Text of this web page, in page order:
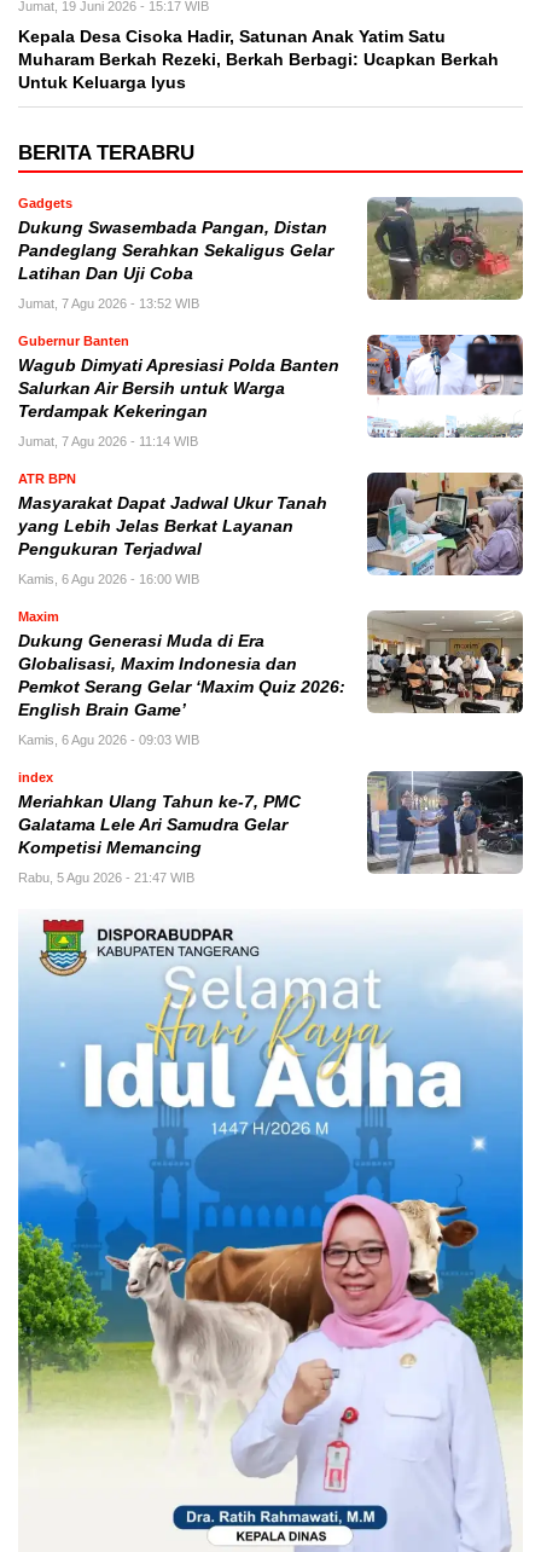
Jumat, 19 Juni 2026 - 15:17 WIB
Kepala Desa Cisoka Hadir, Satunan Anak Yatim Satu
Muharam Berkah Rezeki, Berkah Berbagi: Ucapkan Berkah
Untuk Keluarga Iyus
BERITA TERABRU
Gadgets
Dukung Swasembada Pangan, Distan
Pandeglang Serahkan Sekaligus Gelar
Latihan Dan Uji Coba
Jumat, 7 Agu 2026 - 13:52 WIB
Gubernur Banten
Wagub Dimyati Apresiasi Polda Banten
Salurkan Air Bersih untuk Warga
Terdampak Kekeringan
Jumat, 7 Agu 2026 - 11:14 WIB
ATR BPN
Masyarakat Dapat Jadwal Ukur Tanah
yang Lebih Jelas Berkat Layanan
Pengukuran Terjadwal
Kamis, 6 Agu 2026 - 16:00 WIB
Maxim
Dukung Generasi Muda di Era
Globalisasi, Maxim Indonesia dan
Pemkot Serang Gelar ‘Maxim Quiz 2026:
English Brain Game’
Kamis, 6 Agu 2026 - 09:03 WIB
index
Meriahkan Ulang Tahun ke-7, PMC
Galatama Lele Ari Samudra Gelar
Kompetisi Memancing
Rabu, 5 Agu 2026 - 21:47 WIB